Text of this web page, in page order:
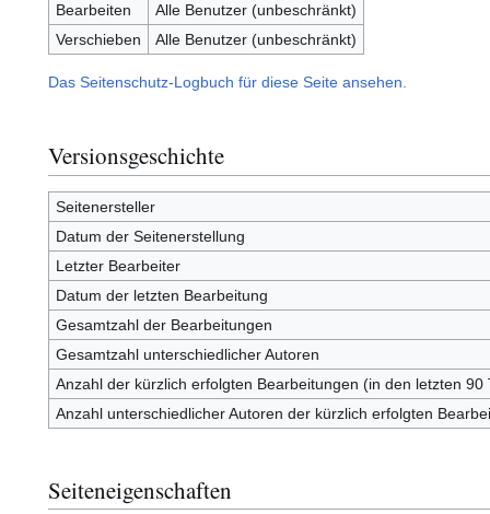
Bearbeiten
Alle Benutzer (unbeschränkt)
Verschieben
Alle Benutzer (unbeschränkt)
Das Seitenschutz-Logbuch für diese Seite ansehen.
Versionsgeschichte
Seitenersteller
Datum der Seitenerstellung
Letzter Bearbeiter
Datum der letzten Bearbeitung
Gesamtzahl der Bearbeitungen
Gesamtzahl unterschiedlicher Autoren
Anzahl der kürzlich erfolgten Bearbeitungen (in den letzten 90
Anzahl unterschiedlicher Autoren der kürzlich erfolgten
Seiteneigenschaften